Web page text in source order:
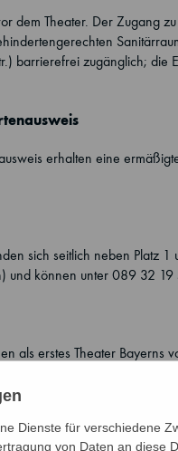
dem Theater. Der Zugang zu
barrierefrei zugänglich; die
erhalten eine
sich seitlich neben Platz 1
und können unter 089 32
als erstes Theater Bayerns
Dienste für verschiedene
von Daten an diese